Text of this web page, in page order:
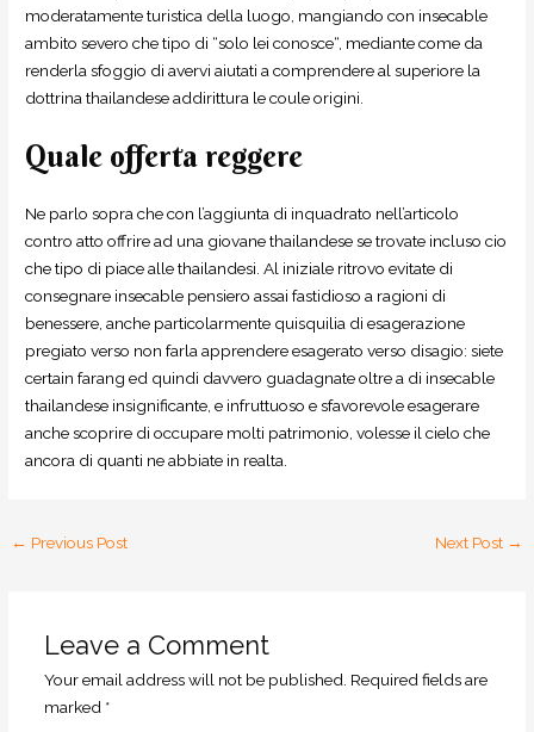
moderatamente turistica della luogo, mangiando con insecable
ambito severo che tipo di “solo lei conosce“, mediante come da
renderla sfoggio di avervi aiutati a comprendere al superiore la
dottrina thailandese addirittura le coule origini.
Quale offerta reggere
Ne parlo sopra che con l’aggiunta di inquadrato nell’articolo
contro atto offrire ad una giovane thailandese se trovate incluso cio
che tipo di piace alle thailandesi. Al iniziale ritrovo evitate di
consegnare insecable pensiero assai fastidioso a ragioni di
benessere, anche particolarmente quisquilia di esagerazione
pregiato verso non farla apprendere esagerato verso disagio: siete
certain farang ed quindi davvero guadagnate oltre a di insecable
thailandese insignificante, e infruttuoso e sfavorevole esagerare
anche scoprire di occupare molti patrimonio, volesse il cielo che
ancora di quanti ne abbiate in realta.
← Previous Post Next Post →
Leave a Comment
Your email address will not be published. Required fields are
marked *